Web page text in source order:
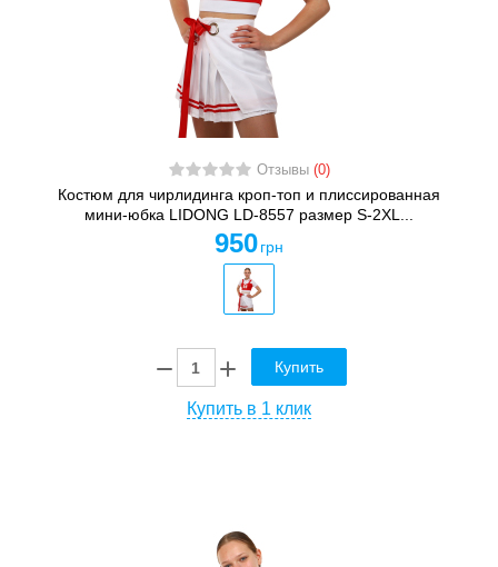
Отзывы (0)
Костюм для чирлидинга кроп-топ и плиссированная
мини-юбка LIDONG LD-8557 размер S-2XL...
950 грн
Купить
Купить в 1 клик